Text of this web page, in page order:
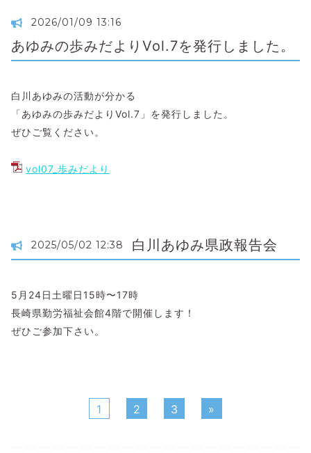
2026/01/09 13:16
あゆみの歩みだよりVol.7を発行しました。
白川あゆみの活動が分かる
「あゆみの歩みだよりVol.7」を発行しました。
ぜひご覧ください。
vol07_歩みだより
2025/05/02 12:38 白川あゆみ県政報告会
5月24日土曜日15時〜17時
長崎県勤労福祉会館4階で開催します！
ぜひご参加下さい。
1 2 3 »